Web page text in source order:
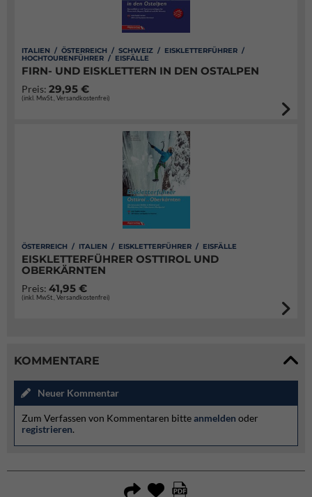
ITALIEN / ÖSTERREICH / SCHWEIZ / EISKLETTERFÜHRER /
HOCHTOURENFÜHRER / EISFÄLLE
FIRN- UND EISKLETTERN IN DEN OSTALPEN
Preis: 29,95 €
(inkl. MwSt., Versandkostenfrei)
ÖSTERREICH / ITALIEN / EISKLETTERFÜHRER / EISFÄLLE
EISKLETTERFÜHRER OSTTIROL UND
OBERKÄRNTEN
Preis: 41,95 €
(inkl. MwSt., Versandkostenfrei)
KOMMENTARE
Neuer Kommentar
Zum Verfassen von Kommentaren bitteanmelden oder
registrieren.